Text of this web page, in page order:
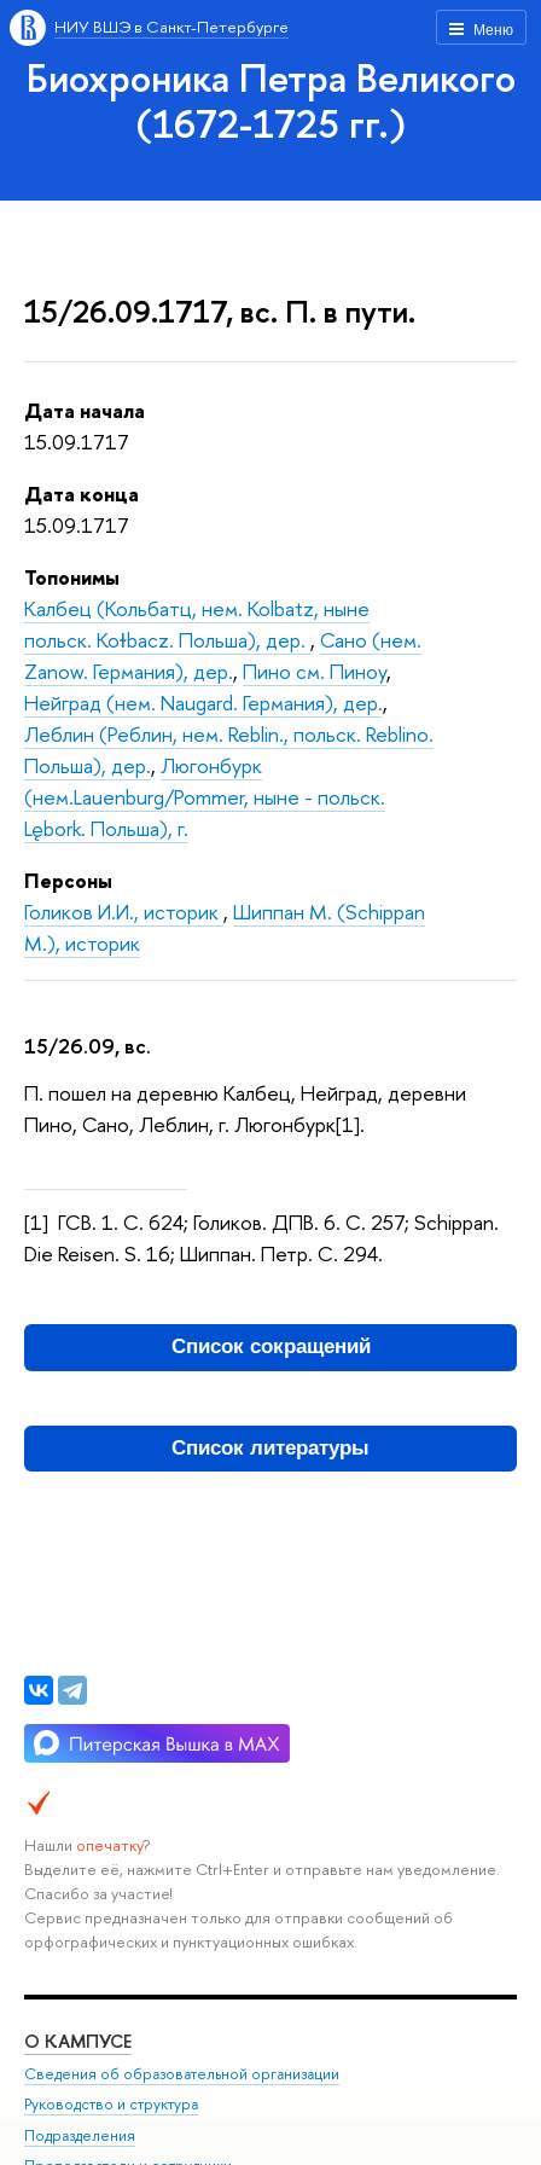
Меню
НИУ ВШЭ в Санкт-Петербурге
Биохроника Петра Великого
(1672-1725 гг.)
15/26.09.1717, вс. П. в пути.
Дата начала
15.09.1717
Дата конца
15.09.1717
Топонимы
Калбец (Кольбатц, нем. Kolbatz, ныне
польск. Koɫbacz. Польша), дер. , Сано (нем.
Zanow. Германия), дер., Пино см. Пиноу,
Нейград (нем. Naugard. Германия), дер.,
Леблин (Реблин, нем. Reblin., польск. Reblino.
Польша), дер., Люгонбурк
(нем.Lauenburg/Pommer, ныне - польск.
Lębork. Польша), г.
Персоны
Голиков И.И., историк , Шиппан М. (Schippan
M.), историк
15/26.09, вс.
П. пошел на деревню Калбец, Нейград, деревни
Пино, Сано, Леблин, г. Люгонбурк[1].
[1] ГСВ. 1. С. 624; Голиков. ДПВ. 6. С. 257; Schippan.
Die Reisen. S. 16; Шиппан. Петр. С. 294.
Список сокращений
Список литературы
Нашли опечатку?
Выделите её, нажмите Ctrl+Enter и отправьте нам уведомление.
Спасибо за участие!
Сервис предназначен только для отправки сообщений об
орфографических и пунктуационных ошибках.
О КАМПУСЕ
Сведения об образовательной организации
Руководство и структура
Подразделения